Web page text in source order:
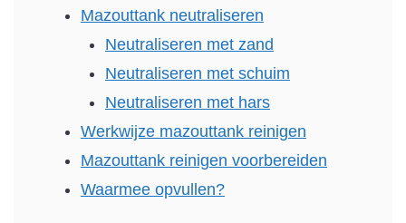
Mazouttank neutraliseren
Neutraliseren met zand
Neutraliseren met schuim
Neutraliseren met hars
Werkwijze mazouttank reinigen
Mazouttank reinigen voorbereiden
Waarmee opvullen?